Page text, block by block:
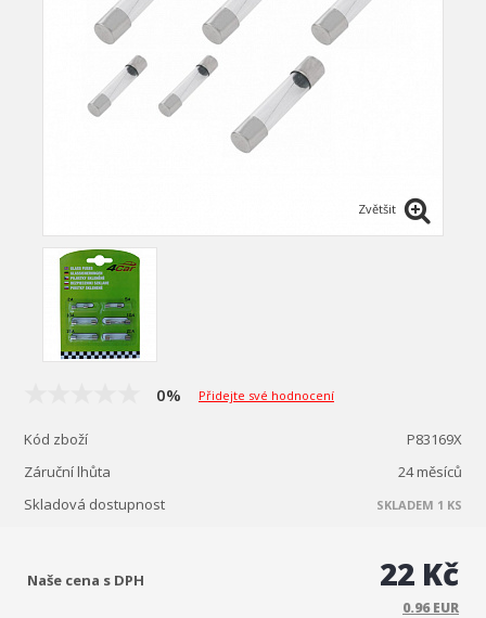
Zvětšit
0% Přidejte své hodnocení
Kód zboží
P83169X
Záruční lhůta
24 měsíců
Skladová dostupnost
SKLADEM 1 KS
Naše cena s DPH 22 Kč
0.96 EUR